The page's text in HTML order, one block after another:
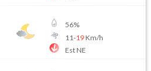
56%
11-19Km/h
Est NE